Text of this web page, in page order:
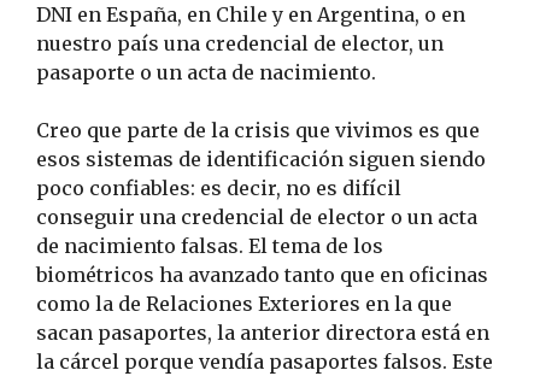
DNI en España, en Chile y en Argentina, o en
nuestro país una credencial de elector, un
pasaporte o un acta de nacimiento.
Creo que parte de la crisis que vivimos es que
esos sistemas de identificación siguen siendo
poco confiables: es decir, no es difícil
conseguir una credencial de elector o un acta
de nacimiento falsas. El tema de los
biométricos ha avanzado tanto que en oficinas
como la de Relaciones Exteriores en la que
sacan pasaportes, la anterior directora está en
la cárcel porque vendía pasaportes falsos. Este